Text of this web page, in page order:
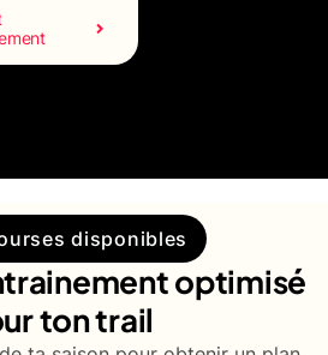
disponibles
optimisé
ton trail